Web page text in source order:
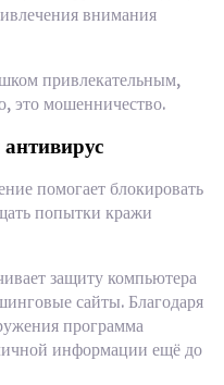
внимания
привлекательным,
это мошенничество.
помогает блокировать
попытки кражи
защиту компьютера
сайты. Благодаря
программа
информации ещё до